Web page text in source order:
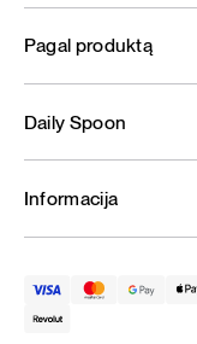
Pagal produktą
Daily Spoon
Informacija